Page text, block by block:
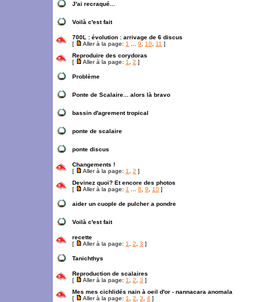
J'ai recraqué...
Voilà c'est fait
700L : évolution : arrivage de 6 discus
[
Aller à la page: 1 9 10 11 ]
Reproduire des corydoras
[
Aller à la page: 1 2 ]
Problème
Ponte de Scalaire... alors là bravo
bassin d'agrement tropical
ponte de scalaire
ponte discus
Changements !
[
Aller à la page: 1 2 ]
Devinez quoi? Et encore des photos
[
Aller à la page: 1 8 9 10 ]
aider un cuople de pulcher a pondre
Voilà c'est fait
recette
[
Aller à la page: 1 2 3 ]
Tanichthys
Reproduction de scalaires
[
Aller à la page: 1 2 3 ]
Mes mes cichlidés nain à oeil d'or - nannacara anomala
[
Aller à la page: 1 2 3 4 ]